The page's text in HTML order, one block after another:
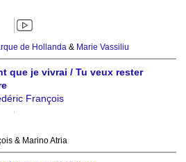
de Hollanda & Marie Vassiliu
que je vivrai / Tu veux rester
François
& Marino Atria